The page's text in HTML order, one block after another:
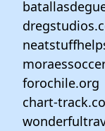
forochile.org
chart-